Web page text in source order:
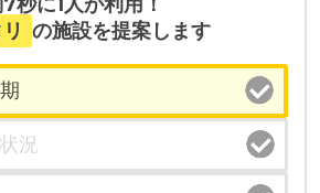
の施設を提案します